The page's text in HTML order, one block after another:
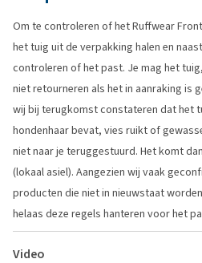
Om te controleren of het Ruffwear
het tuig uit de verpakking halen en
controleren of het past. Je mag het
niet retourneren als het in aanraking is
wij bij terugkomst constateren dat het
hondenhaar bevat, vies ruikt of
niet naar je teruggestuurd. Het komt
(lokaal asiel). Aangezien wij vaak
producten die niet in nieuwstaat
helaas deze regels hanteren voor het
Video